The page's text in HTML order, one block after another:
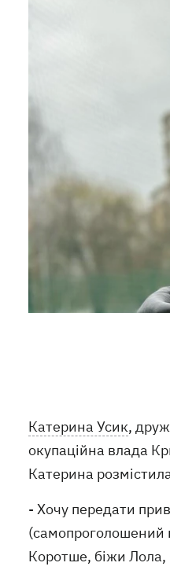
Катерина Усик,
окупаційна влада
Катерина
- Хочу передати
(самопроголошений
Коротше, біжи Лола,